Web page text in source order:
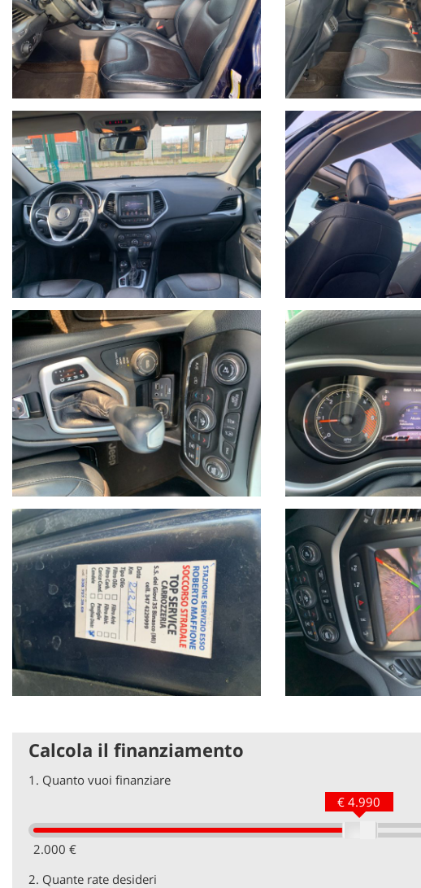
Calcola il finanziamento
1. Quanto vuoi finanziare
2.000 €
€ 4.990
2. Quante rate desideri